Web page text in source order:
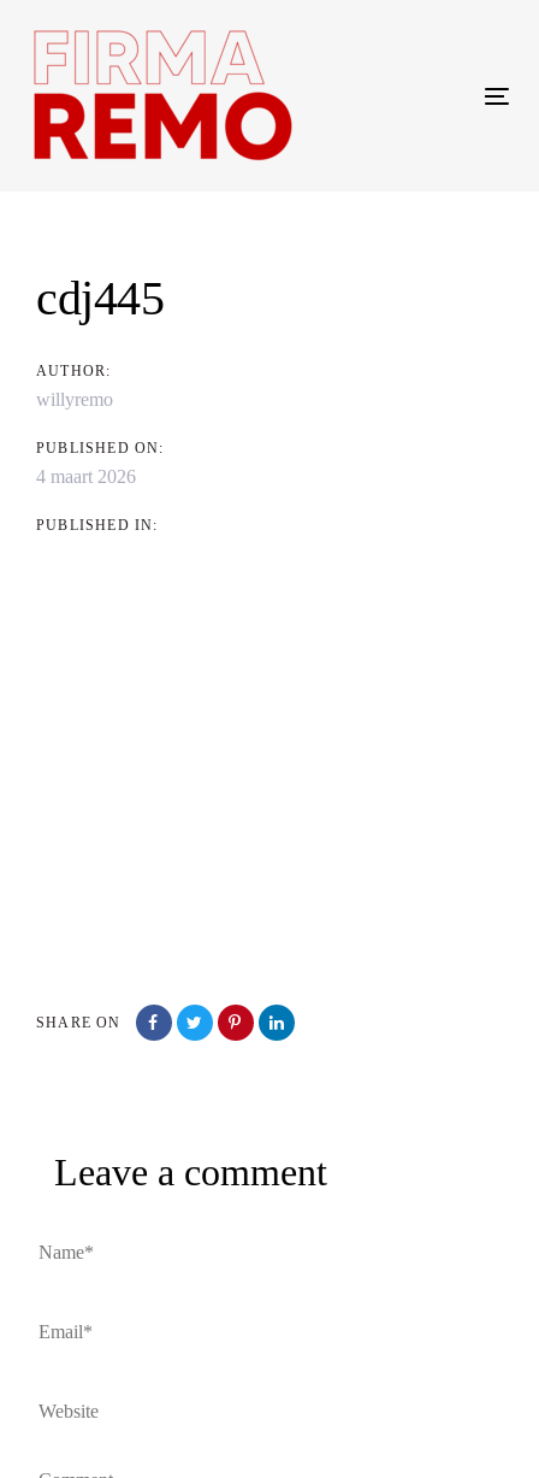
content
cdj445
AUTHOR:
willyremo
PUBLISHED ON:
4 maart 2026
PUBLISHED IN:
SHARE ON
navigation
Leave a comment